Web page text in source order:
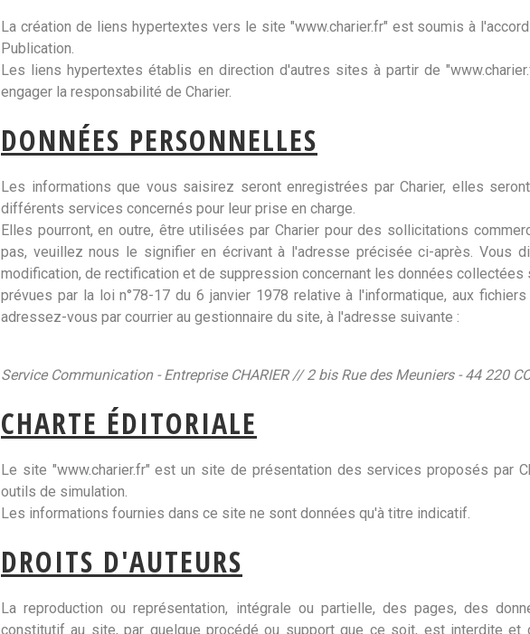
La création de liens hypertextes vers le site "www.charier.fr" est soumis à
Publication.
Les liens hypertextes établis en direction d'autres sites à partir de
engager la responsabilité de Charier.
DONNÉES PERSONNELLES
Les informations que vous saisirez seront enregistrées par Charier, elles
différents services concernés pour leur prise en charge.
Elles pourront, en outre, être utilisées par Charier pour des sollicitations
pas, veuillez nous le signifier en écrivant à l'adresse précisée ci-après. Vous
modification, de rectification et de suppression concernant les données
prévues par la loi n°78-17 du 6 janvier 1978 relative à l'informatique, aux
adressez-vous par courrier au gestionnaire du site, à l'adresse suivante :
Service Communication - Entreprise CHARIER // 2 bis Rue des Meuniers - 44 220
CHARTE ÉDITORIALE
Le site "www.charier.fr" est un site de présentation des services proposés par
outils de simulation.
Les informations fournies dans ce site ne sont données qu'à titre indicatif.
DROITS D'AUTEURS
La reproduction ou représentation, intégrale ou partielle, des pages, des
constitutif au site, par quelque procédé ou support que ce soit, est interdite et